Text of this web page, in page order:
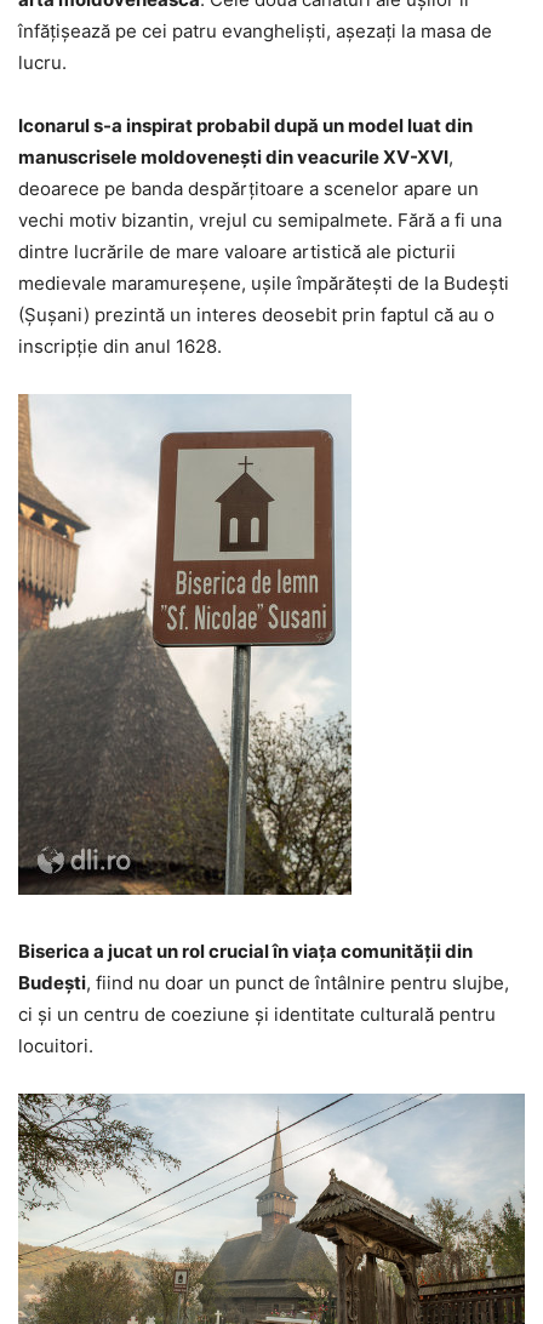
înfățișează pe cei patru evangheliști, așezați la masa de
lucru.
Iconarul s-a inspirat probabil după un model luat din
manuscrisele moldovenești din veacurile XV-XVI,
deoarece pe banda despărțitoare a scenelor apare un
vechi motiv bizantin, vrejul cu semipalmete. Fără a fi una
dintre lucrările de mare valoare artistică ale picturii
medievale maramureșene, ușile împărătești de la Budești
(Șușani) prezintă un interes deosebit prin faptul că au o
inscripție din anul 1628.
Biserica a jucat un rol crucial în viața comunității din
Budești, fiind nu doar un punct de întâlnire pentru slujbe,
ci și un centru de coeziune și identitate culturală pentru
locuitori.